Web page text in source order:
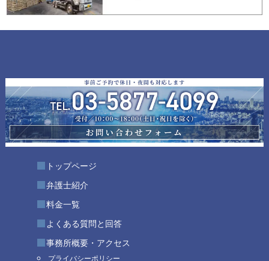
トップページ
弁護士紹介
料金一覧
よくある質問と回答
事務所概要・アクセス
プライバシーポリシー